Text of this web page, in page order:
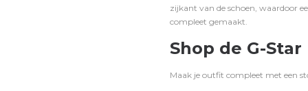
zijkant van de schoen, waardoor
compleet gemaakt.
Shop de G-
Maak je outfit compleet met een